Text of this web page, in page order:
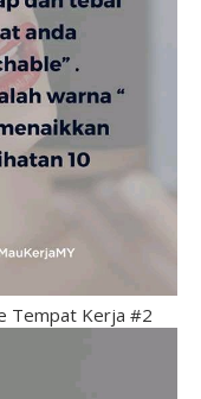
Tempat Kerja #2